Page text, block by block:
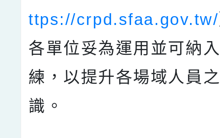
ttps://crpd.sfaa.gov.tw/
各單位妥為運用並可納
練，以提升各場域人員
識。